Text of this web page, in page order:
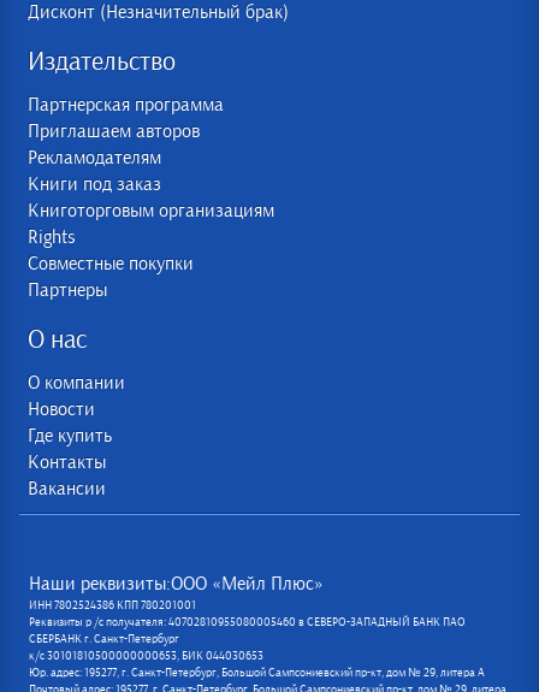
Дисконт (Незначительный брак)
Издательство
Партнерская программа
Приглашаем авторов
Рекламодателям
Книги под заказ
Книготорговым организациям
Rights
Совместные покупки
Партнеры
О нас
О компании
Новости
Где купить
Контакты
Вакансии
Наши реквизиты:ООО «Мейл Плюс»
ИНН 7802524386 КПП 780201001
Реквизиты р /с получателя: 40702810955080005460 в СЕВЕРО-ЗАПАДНЫЙ БАНК ПАО
СБЕРБАНК г. Санкт-Петербург
к/с 30101810500000000653, БИК 044030653
Юр. адрес: 195277, г. Санкт-Петербург, Большой Сампсониевский пр-кт, дом № 29, литера А
Почтовый адрес: 195277, г. Санкт-Петербург, Большой Сампсониевский пр-кт, дом № 29, литера